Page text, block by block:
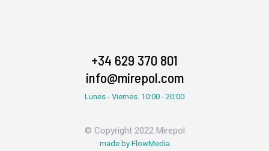
+34 629 370 801
info@mirepol.com
Lunes - Viernes. 10:00 - 20:00
© Copyright 2022 Mirepol
made by FlowMedia